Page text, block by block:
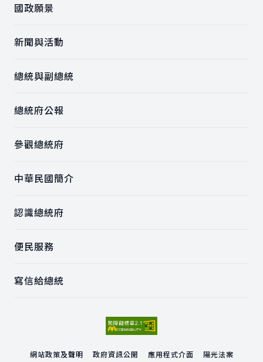
國政願景
新聞與活動
總統與副總統
總統府公報
參觀總統府
中華民國簡介
認識總統府
便民服務
寫信給總統
網站政策及聲明 政府資訊公開 應用程式介面 陽光法案